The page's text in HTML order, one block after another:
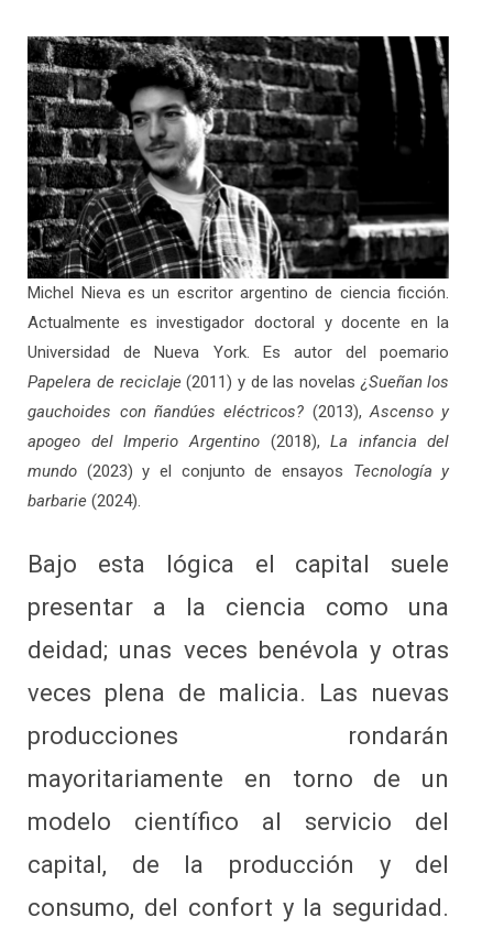
Michel Nieva es un escritor argentino de ciencia ficción.
Actualmente es investigador doctoral y docente en la
Universidad de Nueva York. Es autor del poemario
Papelera de reciclaje (2011) y de las novelas ¿Sueñan los
gauchoides con ñandúes eléctricos? (2013),Ascenso y
apogeo del Imperio Argentino(2018),La infancia del
mundo (2023) y el conjunto de ensayos Tecnología y
barbarie (2024).
Bajo esta lógica el capital suele
presentar a la ciencia como una
deidad; unas veces benévola y otras
veces plena de malicia. Las nuevas
producciones rondarán
mayoritariamente en torno de un
modelo científico al servicio del
capital, de la producción y del
consumo, del confort y la seguridad.